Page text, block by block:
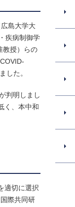
島大学大
疾病制御学
教授）らの
した。
判明しまし
く、本中和
適切に選択
際共同研